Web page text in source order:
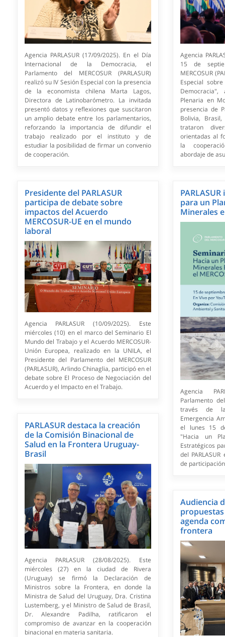
Agencia PARLASUR (17/09/2025). En el Día
Internacional de la Democracia, el
Parlamento del MERCOSUR (PARLASUR)
realizó su IV Sesión Especial con la presencia
de la economista chilena Marta Lagos,
Directora de Latinobarómetro. La invitada
presentó datos y reflexiones que suscitaron
un amplio debate entre los parlamentarios,
reforzando la importancia de difundir el
trabajo realizado por el instituto y de
estudiar la posibilidad de firmar un convenio
de cooperación.
Agencia
15 de
MERCOSUR
Especial
Plenaria en
presencia de
Bolivia,
trataron
orientadas al
la
abordaje de
Presidente del PARLASUR
participa de debate sobre
impactos del Acuerdo
MERCOSUR-UE en el mundo
laboral
Agencia PARLASUR (10/09/2025). Este
miércoles (10) en el marco del Seminario El
Mundo del Trabajo y el Acuerdo MERCOSUR-
Unión Europea, realizado en la UNILA, el
Presidente del Parlamento del MERCOSUR
(PARLASUR), Arlindo Chinaglia, participó en el
debate sobre El Proceso de Negociación del
Acuerdo y el Impacto en el Trabajo.
para un
Minerales
Agencia
Parlamento del
través de
Emergencia
el lunes 15
"Hacia un
Estratégicos
del
de
PARLASUR destaca la creación
de la Comisión Binacional de
Salud en la Frontera Uruguay-
Brasil
Agencia PARLASUR (28/08/2025). Este
miércoles (27) en la ciudad de Rivera
(Uruguay) se firmó la Declaración de
Ministros sobre la Frontera, en donde la
Ministra de Salud del Uruguay, Dra. Cristina
Lustemberg, y el Ministro de Salud de Brasil,
Dr. Alexandre Padilha, ratificaron el
compromiso de avanzar en la cooperación
binacional en materia sanitaria.
Audiencia
agenda
frontera